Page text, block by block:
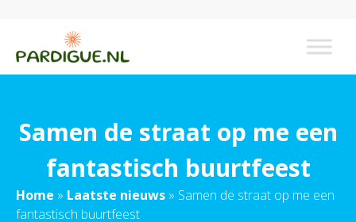
Samen de straat op me een
fantastisch buurtfeest
Home » Laatste nieuws » Samen de straat op me een
fantastisch buurtfeest